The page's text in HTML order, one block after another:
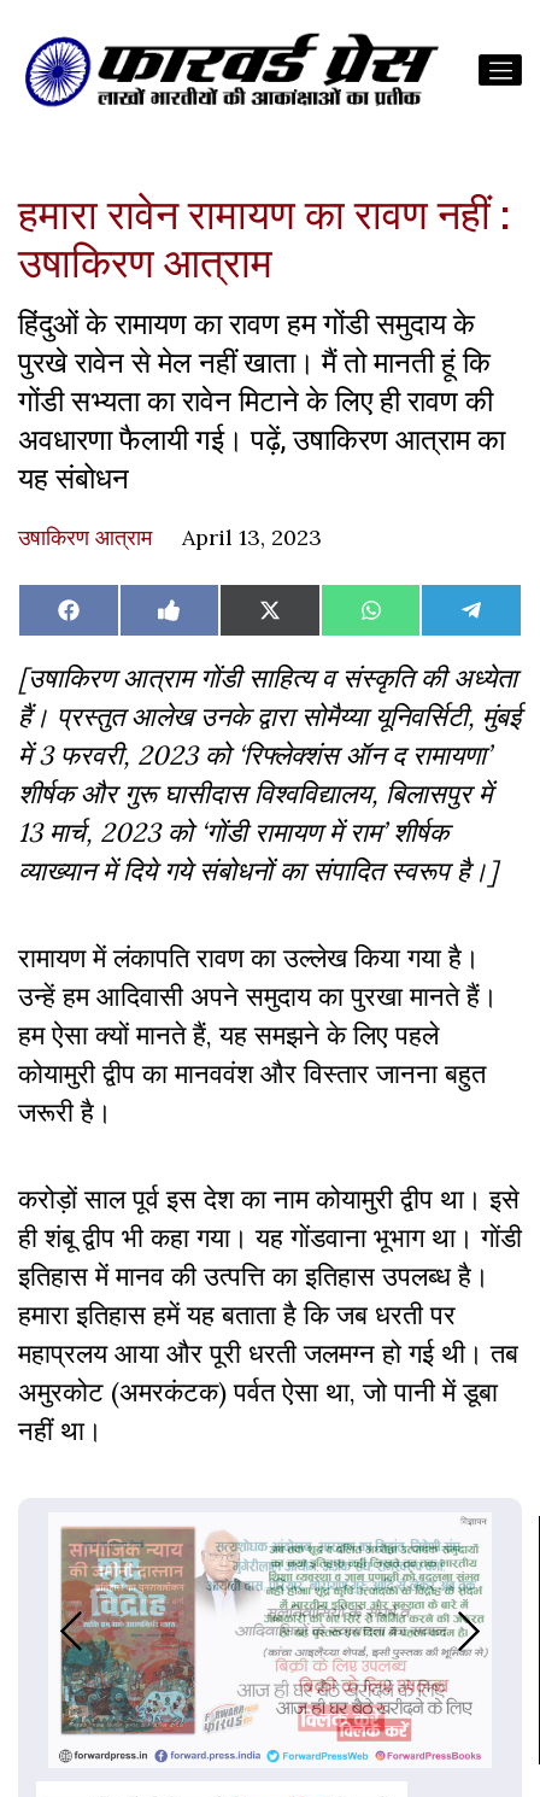
हमारा रावेन रामायण का रावण नहीं :
उषाकिरण आत्राम
हिंदुओं के रामायण का रावण हम गोंडी समुदाय के
पुरखे रावेन से मेल नहीं खाता। मैं तो मानती हूं कि
गोंडी सभ्यता का रावेन मिटाने के लिए ही रावण की
अवधारणा फैलायी गई। पढ़ें, उषाकिरण आत्राम का
यह संबोधन
उषाकिरण आत्राम April 13, 2023
Share
on
Facebook Share
on
Like
on
Facebook
Share
on
X
(Twitter)
Share
on
WhatsAppShare
on
[उषाकिरण आत्राम गोंडी साहित्य व संस्कृति की अध्येता
हैं। प्रस्तुत आलेख उनके द्वारा सोमैय्या यूनिवर्सिटी, मुंबई
में 3 फरवरी, 2023 को ‘रिफ्लेक्शंस ऑन द रामायणा’
शीर्षक और गुरू घासीदास विश्वविद्यालय, बिलासपुर में
13 मार्च, 2023 को ‘गोंडी रामायण में राम’ शीर्षक
व्याख्यान में दिये गये संबोधनों का संपादित स्वरूप है।]
रामायण में लंकापति रावण का उल्लेख किया गया है।
उन्हें हम आदिवासी अपने समुदाय का पुरखा मानते हैं।
हम ऐसा क्यों मानते हैं, यह समझने के लिए पहले
कोयामुरी द्वीप का मानववंश और विस्तार जानना बहुत
जरूरी है।
करोड़ों साल पूर्व इस देश का नाम कोयामुरी द्वीप था। इसे
ही शंबू द्वीप भी कहा गया। यह गोंडवाना भूभाग था। गोंडी
इतिहास में मानव की उत्पत्ति का इतिहास उपलब्ध है।
हमारा इतिहास हमें यह बताता है कि जब धरती पर
महाप्रलय आया और पूरी धरती जलमग्न हो गई थी। तब
अमुरकोट (अमरकंटक) पर्वत ऐसा था, जो पानी में डूबा
नहीं था।